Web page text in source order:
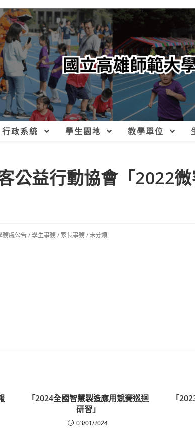
行政系統 學生園地 教學單位
公益行動協會「2022
務處公告/學生事務/ 家長事務/未分類
「2024全國智慧製造應用競賽巡迴
研習」
03/01/2024
「